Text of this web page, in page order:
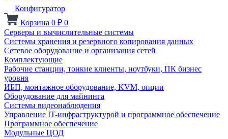
Конфигуратор
Корзина 0 ₽ 0
Серверы и вычислительные системы
Системы хранения и резервного копирования данных
Сетевое оборудование и организация сетей
Комплектующие
Рабочие станции, тонкие клиенты, ноутбуки, ПК бизнес
уровня
ИБП, монтажное оборудование, KVM, опции
Оборудование для майнинга
Системы видеонаблюдения
Управление IT-инфраструктурой и программное обеспечение
Программное обеспечение
Модульные ЦОД